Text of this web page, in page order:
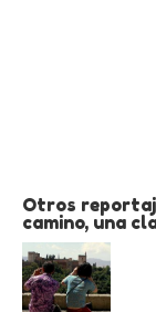
Otros
camino, una